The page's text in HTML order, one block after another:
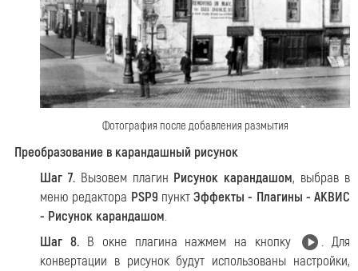
Фотография после добавления размытия
Преобразование в карандашный рисунок
Шаг 7.Вызовем плагин Рисунок карандашом, выбрав в
меню редактора PSP9 пунктЭффекты - Плагины - АКВИС
- Рисунок карандашом.
Шаг 8.В окне плагина нажмем на кнопку
. Для
конвертации в рисунок будут использованы настройки,